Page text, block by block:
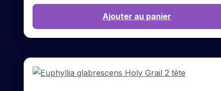
Ajouter au panier